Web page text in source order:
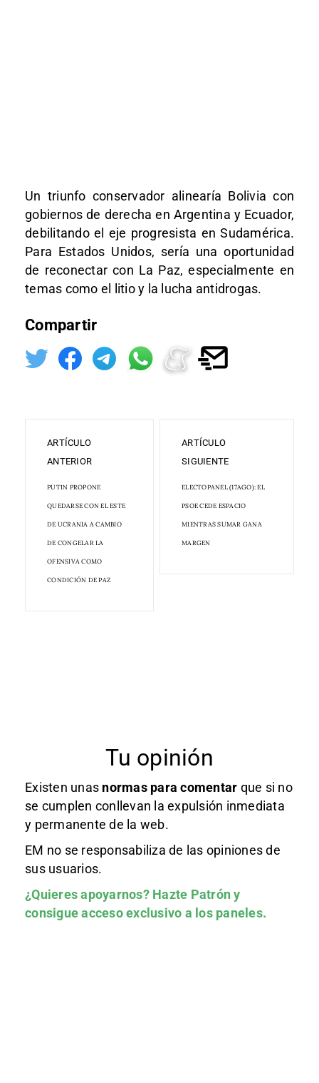
Un triunfo conservador alinearía Bolivia con
gobiernos de derecha en Argentina y Ecuador,
debilitando el eje progresista en Sudamérica.
Para Estados Unidos, sería una oportunidad
de reconectar con La Paz, especialmente en
temas como el litio y la lucha antidrogas.
Compartir
ARTÍCULO
ANTERIOR
PUTIN PROPONE
QUEDARSE CON EL ESTE
DE UCRANIA A CAMBIO
DE CONGELAR LA
OFENSIVA COMO
CONDICIÓN DE PAZ
ARTÍCULO
SIGUIENTE
ELECTOPANEL (17AGO): EL
PSOE CEDE ESPACIO
MIENTRAS SUMAR GANA
MARGEN
Tu opinión
Existen unas normas para comentar que si no
se cumplen conllevan la expulsión inmediata
y permanente de la web.
EM no se responsabiliza de las opiniones de
sus usuarios.
¿Quieres apoyarnos? Hazte Patróny
consigue acceso exclusivo a los paneles.